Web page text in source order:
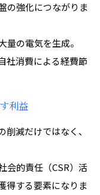
の強化につながりま
量の電気を生成。
社消費による経費節
利益
減だけではなく、
会的責任（CSR）活
得する要素になりま